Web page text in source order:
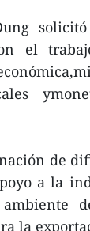
el
de
a la
la